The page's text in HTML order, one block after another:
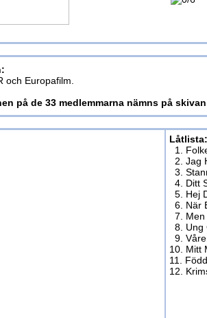
och Europafilm.
på de 33 medlemmarna nämns på
Låtlista:
1.
2. Jag
3.
4. Ditt
5. Hej
6. När
7. Men
8. Ung
9.
10. Mitt
11.
12.